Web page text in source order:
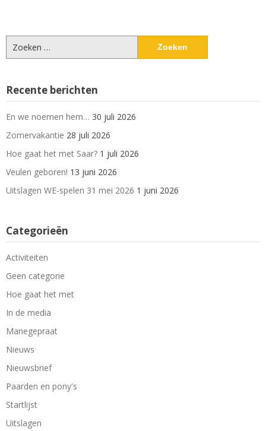
Zoeken
naar:
Recente berichten
En we noemen hem… 30 juli 2026
Zomervakantie 28 juli 2026
Hoe gaat het met Saar? 1 juli 2026
Veulen geboren! 13 juni 2026
Uitslagen WE-spelen 31 mei 2026 1 juni 2026
Categorieën
Activiteiten
Geen categorie
Hoe gaat het met
In de media
Manegepraat
Nieuws
Nieuwsbrief
Paarden en pony's
Startlijst
Uitslagen